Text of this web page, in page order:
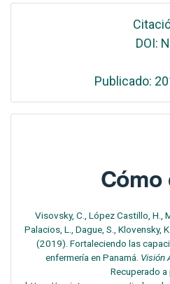
DOI:
Publicado:
Cómo
Visovsky, C., López Castillo, H.,
Palacios, L., Dague, S., Klovensky,
(2019). Fortaleciendo las
enfermería en Panamá. Visión
Recuperado a